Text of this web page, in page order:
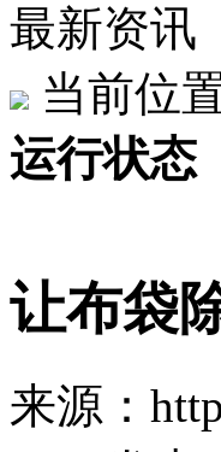
最新资讯
当前位
运行状态
让布袋
来源：